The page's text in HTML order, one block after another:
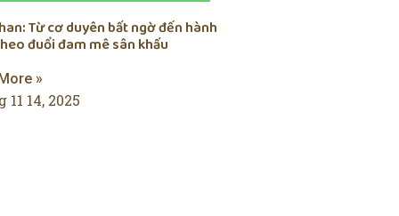
Từ cơ duyên bất ngờ đến hành
đuổi đam mê sân khấu
»
11 14, 2025